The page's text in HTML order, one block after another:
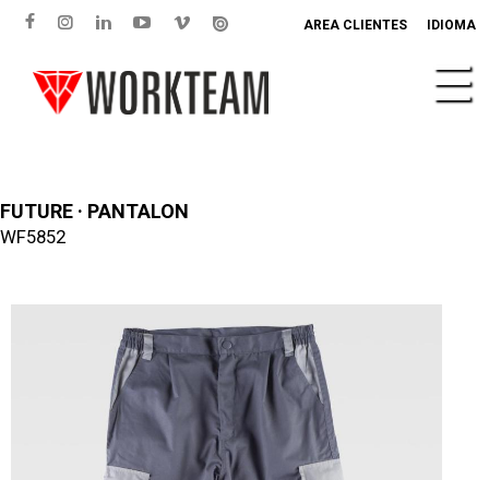
AREA CLIENTES IDIOMA
FUTURE · PANTALON
WF5852